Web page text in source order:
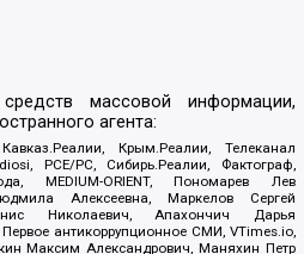
массовой информации,
агента:
Крым.Реалии, Телеканал
PCE/PC, Сибирь.Реалии, Фактограф,
MEDIUM-ORIENT, Пономарев Лев
Алексеевна, Маркелов Сергей
Николаевич, Апахончич Дарья
антикоррупционное СМИ, VTimes.io,
Максим Александрович, Маняхин Петр